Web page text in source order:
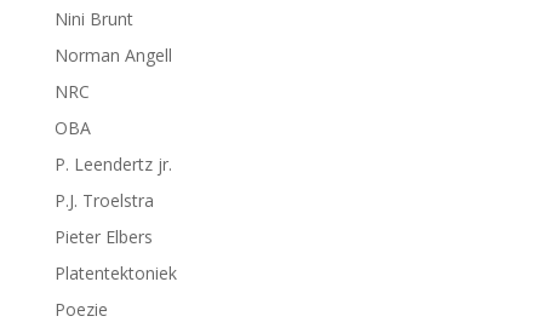
Nini Brunt
Norman Angell
NRC
OBA
P. Leendertz jr.
P.J. Troelstra
Pieter Elbers
Platentektoniek
Poezie